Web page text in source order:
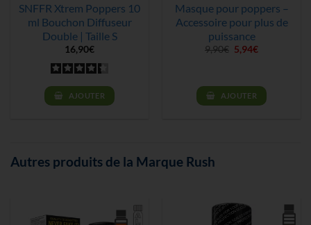
SNFFR Xtrem Poppers 10
ml Bouchon Diffuseur
Double | Taille S
16,90€
AJOUTER
Masque pour poppers –
Accessoire pour plus de
puissance
9,90€ Le
prix
9,90€.
5,94€Le
5,94€.
AJOUTER
Autres produits de la Marque Rush